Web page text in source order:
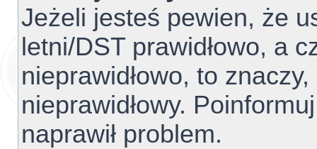
Jeżeli jesteś pewien, że
letni/DST prawidłowo, a
nieprawidłowo, to
nieprawidłowy.
naprawił problem.